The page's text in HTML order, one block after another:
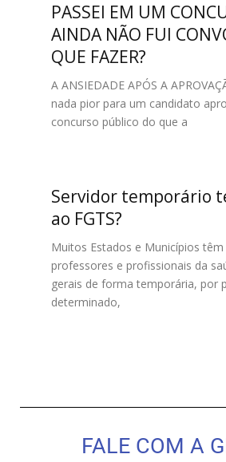
PASSEI EM UM
AINDA NÃO FUI
QUE FAZER?
A ANSIEDADE APÓS A
nada pior para um candidato
concurso público do que a
Servidor temporário
ao FGTS?
Muitos Estados e Municípios
professores e profissionais da
gerais de forma temporária, por
determinado,
FALE COM A